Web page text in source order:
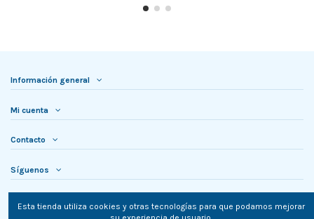
Información general
Mi cuenta
Contacto
Síguenos
Esta tienda utiliza cookies y otras tecnologías para que podamos mejorar